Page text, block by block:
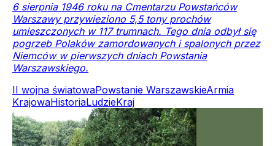
6 sierpnia 1946 roku na Cmentarzu Powstańców
Warszawy przywieziono 5,5 tony prochów
umieszczonych w 117 trumnach. Tego dnia odbył się
pogrzeb Polaków zamordowanych i spalonych przez
Niemców w pierwszych dniach Powstania
Warszawskiego.
II wojna światowaPowstanie WarszawskieArmia
KrajowaHistoriaLudzieKraj